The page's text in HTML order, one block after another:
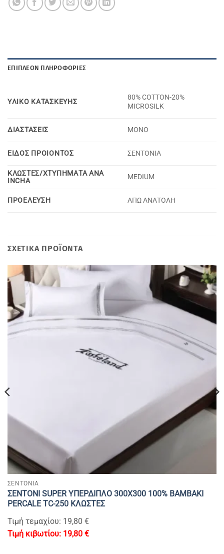
ΕΠΙΠΛΈΟΝ ΠΛΗΡΟΦΟΡΊΕΣ
YΛΙΚΟ KΑΤΑΣΚΕΥΗΣ
80% COTTON-20%
MICROSILK
ΔΙΑΣΤΑΣΕΙΣ ΜΟΝΟ
ΕΙΔΟΣ ΠΡΟΙΟΝΤΟΣ ΣΕΝΤΟΝΙΑ
ΚΛΩΣΤΕΣ/ΧΤΥΠΗΜΑΤΑ ΑΝΑ
INCHA
MEDIUM
ΠΡΟΕΛΕΥΣΗ ΑΠΩ ΑΝΑΤΟΛΗ
ΣΧΕΤΙΚΆ ΠΡΟΪΌΝΤΑ
ΣΕΝΤΟΝΙΑ
ΣΕΝΤΟΝΙ SUPER YΠΕΡΔΙΠΛΟ 300Χ300 100% BAMBAKI
PERCALE TC-250 ΚΛΩΣΤΕΣ
Τιμή τεμαχίου: 19,80 €
19,80 €